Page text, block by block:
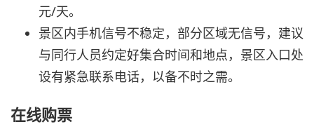
元/天。
景区内手机信号不稳定，部分区域无信号，建议
与同行人员约定好集合时间和地点，景区入口处
设有紧急联系电话，以备不时之需。
在线购票